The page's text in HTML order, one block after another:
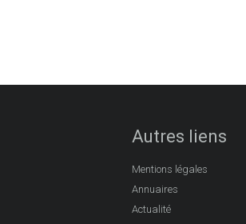
Autres liens
Mentions légales
Annuaires
Actualité